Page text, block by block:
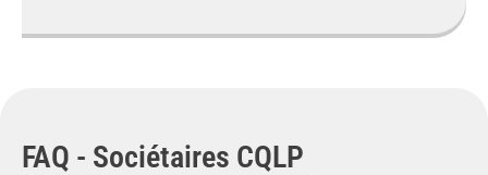
FAQ - Sociétaires CQLP